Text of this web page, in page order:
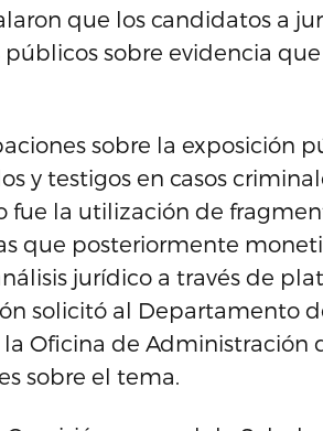
que los candidatos a
sobre evidencia
sobre la exposición
y testigos en casos
la utilización de
que posteriormente
jurídico a través de
solicitó al Departamento
Oficina de Administración
sobre el tema.